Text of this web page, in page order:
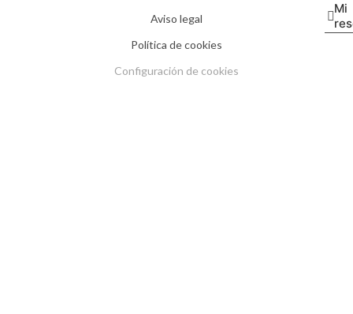
Aviso legal
Política de cookies
Configuración de cookies
Mi